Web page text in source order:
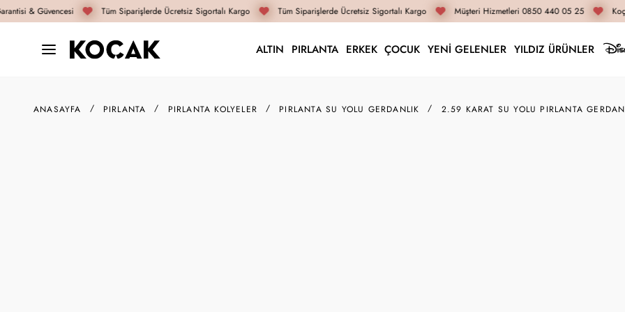
& Güvencesi Tüm Siparişlerde Ücretsiz Sigortalı Kargo Tüm Siparişlerde Ücretsiz Sigortalı Kargo Müşteri Hizmetleri 0850 440 05 25
ALTIN PIRLANTA ERKEK ÇOCUK YENİ GELENLER YILDIZ ÜRÜNLER
ANASAYFA PIRLANTA PIRLANTA KOLYELER PIRLANTA SU YOLU GERDANLIK 2.59 KARAT SU YOLU PIRLANTA